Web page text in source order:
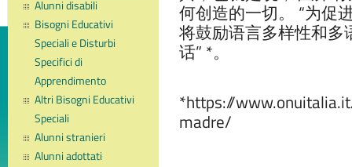
Alunni disabili
Bisogni Educativi
Speciali e Disturbi
Specifici di
Apprendimento
Altri Bisogni Educativi
Speciali
Alunni stranieri
Alunni adottati
何创造的一切。 “为促
将鼓励语言多样性和
话” *。
*https://
madre/